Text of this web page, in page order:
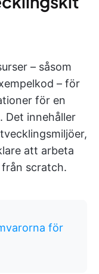
– såsom
– för
för en
Det innehåller
att arbeta
scratch.
för